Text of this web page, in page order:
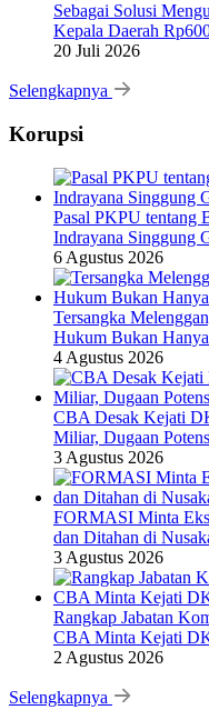
Sebagai Solusi
Kepala Daerah
20 Juli 2026
Selengkapnya
Korupsi
Pasal PKPU tentang
Indrayana Singgung
6 Agustus 2026
Tersangka
Hukum Bukan
4 Agustus 2026
CBA Desak Kejati
Miliar, Dugaan
3 Agustus 2026
FORMASI Minta
dan Ditahan di
3 Agustus 2026
Rangkap Jabatan
CBA Minta Kejati
2 Agustus 2026
Selengkapnya